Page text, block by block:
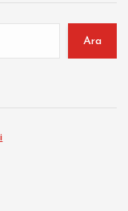
Ara